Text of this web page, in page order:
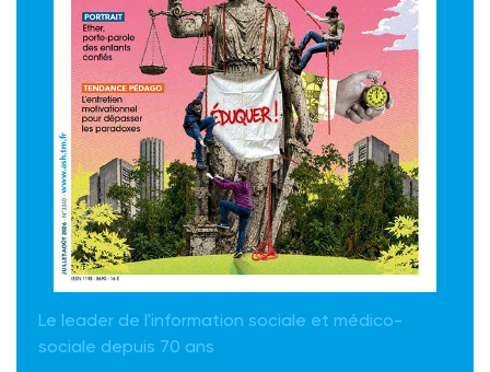
Le leader de l'information sociale et médico-
sociale depuis 70 ans